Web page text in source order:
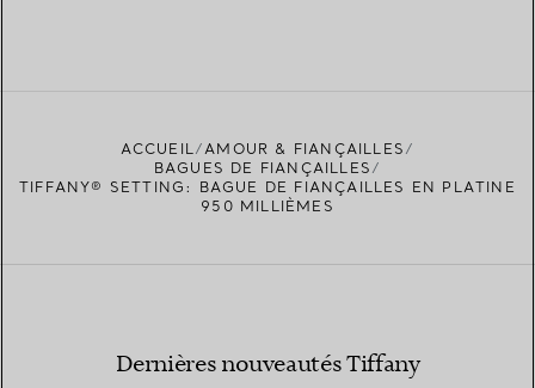
ACCUEIL
AMOUR & FIANÇAILLES
BAGUES DE FIANÇAILLES
TIFFANY® SETTING: BAGUE DE FIANÇAILLES EN PLATINE
950 MILLIÈMES
Dernières nouveautés Tiffany